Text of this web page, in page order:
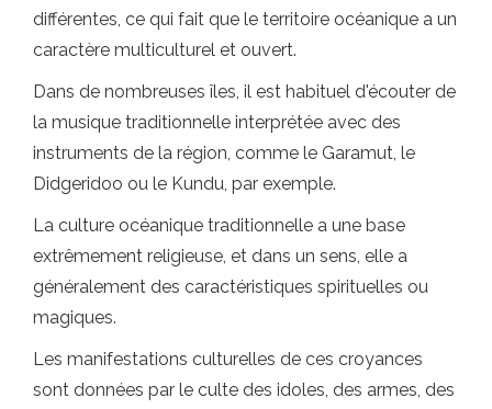
différentes, ce qui fait que le territoire océanique a un
caractère multiculturel et ouvert.
Dans de nombreuses îles, il est habituel d'écouter de
la musique traditionnelle interprétée avec des
instruments de la région, comme le Garamut, le
Didgeridoo ou le Kundu, par exemple.
La culture océanique traditionnelle a une base
extrêmement religieuse, et dans un sens, elle a
généralement des caractéristiques spirituelles ou
magiques.
Les manifestations culturelles de ces croyances
sont données par le culte des idoles, des armes, des